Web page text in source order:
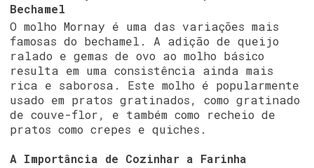
Bechamel
O molho Mornay é uma das variações mais
famosas do bechamel. A adição de queijo
ralado e gemas de ovo ao molho básico
resulta em uma consistência ainda mais
rica e saborosa. Este molho é popularmente
usado em pratos gratinados, como gratinado
de couve-flor, e também como recheio de
pratos como crepes e quiches.
A Importância de Cozinhar a Farinha